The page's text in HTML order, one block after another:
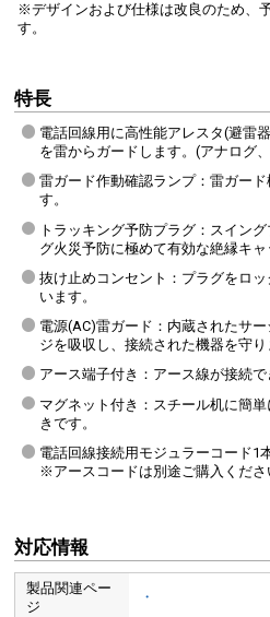
※デザインおよび仕様は改良のため、
す。
特長
電話回線用に高性能アレスタ(避雷
を雷からガードします。(アナログ
雷ガード作動確認ランプ：雷ガー
す。
トラッキング予防プラグ：スイン
グ火災予防に極めて有効な絶縁キャ
抜け止めコンセント：プラグをロ
います。
電源(AC)雷ガード：内蔵されたサ
ジを吸収し、接続された機器を守り
アース端子付き：アース線が接続で
マグネット付き：スチール机に簡
きです。
電話回線接続用モジュラーコード1
※アースコードは別途ご購入くださ
対応情報
製品関連ペー
ジ
・